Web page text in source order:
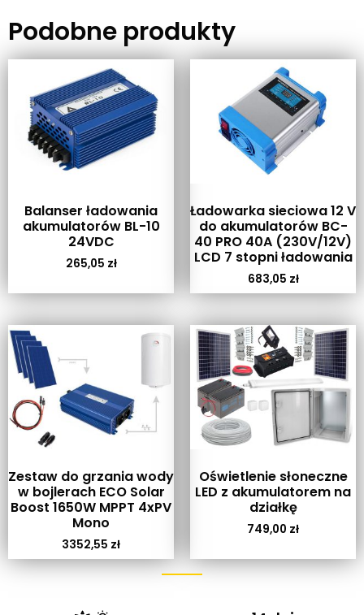
Podobne produkty
Balanser ładowania
akumulatorów BL-10
24VDC
265,05 zł
Ładowarka sieciowa 12 V
do akumulatorów BC-
40 PRO 40A (230V/12V)
LCD 7 stopni ładowania
683,05 zł
Zestaw do grzania wody
w bojlerach ECO Solar
Boost 1650W MPPT 4xPV
Mono
3352,55 zł
Oświetlenie słoneczne
LED z akumulatorem na
działkę
749,00 zł